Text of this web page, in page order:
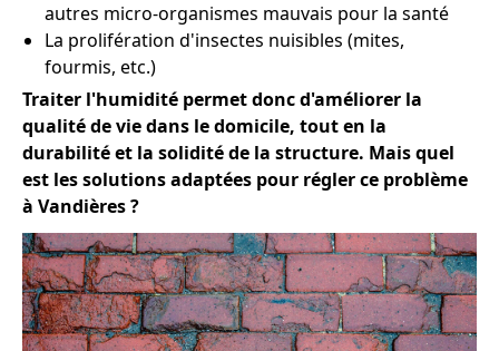
autres micro-organismes mauvais pour la santé
La prolifération d'insectes nuisibles (mites,
fourmis, etc.)
Traiter l'humidité permet donc d'améliorer la
qualité de vie dans le domicile, tout en la
durabilité et la solidité de la structure. Mais quel
est les solutions adaptées pour régler ce problème
à Vandières ?